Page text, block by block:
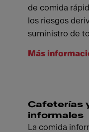
de comida
los riesgos
suministro de
Más
Cafeterías
informales
La comida